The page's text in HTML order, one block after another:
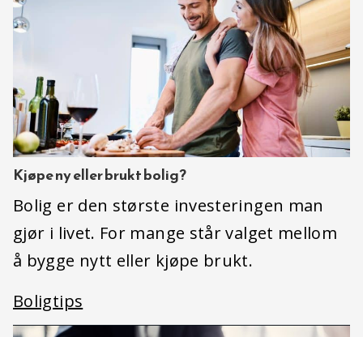
Kjøpe ny eller brukt bolig?
Bolig er den største investeringen man
gjør i livet. For mange står valget mellom
å bygge nytt eller kjøpe brukt.
Boligtips